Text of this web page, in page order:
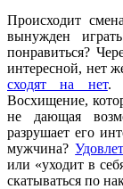
Происходит
вынужден
понравиться?
интересной, нет
сходят на нет.
Восхищение,
не дающая
разрушает его
мужчина?
или «уходит в
скатываться по